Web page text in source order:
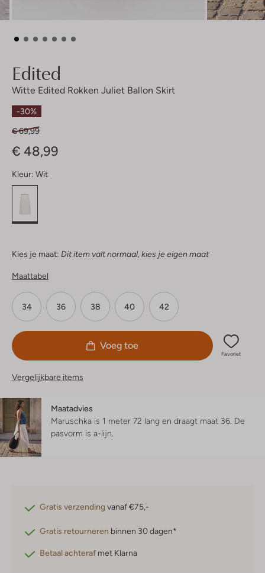
Edited
Witte Edited Rokken Juliet Ballon Skirt
-30%
€ 69,99
€ 48,99
Kleur: Wit
Kies je maat: Dit item valt normaal, kies je eigen maat
Maattabel
34 36 38 40 42
Voeg toe
Favoriet
Vergelijkbare items
Maatadvies
Maruschka is 1 meter 72 lang en draagt maat 36. De
pasvorm is a-lijn
Gratis verzendingvanaf €75,-
Gratis retourneren binnen 30 dagen*
Betaal achteraf met Klarna